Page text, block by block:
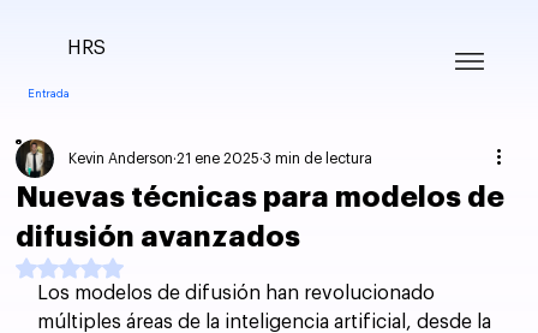
Entrada
HRS
Nuevas técnicas para modelos de
difusión avanzados
Kevin Anderson 21 ene 2025 3 min de lectura
Obtuvo NaN de 5 estrellas.
Los modelos de difusión han revolucionado
múltiples áreas de la inteligencia artificial, desde la